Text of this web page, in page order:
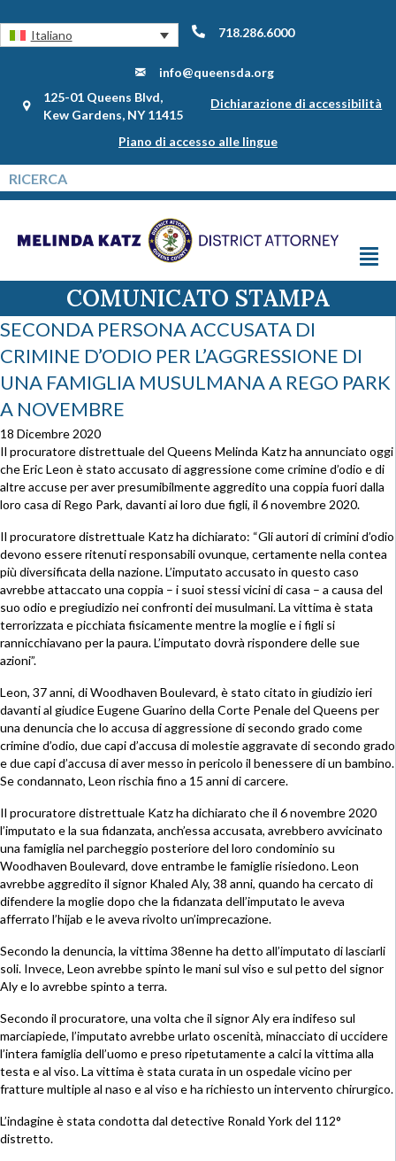
Italiano 718.286.6000
info@queensda.org
125-01 Queens Blvd,
Kew Gardens, NY 11415
Dichiarazione di accessibilità
Piano di accesso alle lingue
COMUNICATO STAMPA
SECONDA PERSONA ACCUSATA DI
CRIMINE D’ODIO PER L’AGGRESSIONE DI
UNA FAMIGLIA MUSULMANA A REGO PARK
A NOVEMBRE
18 Dicembre 2020
Il procuratore distrettuale del Queens Melinda Katz ha annunciato oggi
che Eric Leon è stato accusato di aggressione come crimine d’odio e di
altre accuse per aver presumibilmente aggredito una coppia fuori dalla
loro casa di Rego Park, davanti ai loro due figli, il 6 novembre 2020.
Il procuratore distrettuale Katz ha dichiarato: “Gli autori di crimini d’odio
devono essere ritenuti responsabili ovunque, certamente nella contea
più diversificata della nazione. L’imputato accusato in questo caso
avrebbe attaccato una coppia – i suoi stessi vicini di casa – a causa del
suo odio e pregiudizio nei confronti dei musulmani. La vittima è stata
terrorizzata e picchiata fisicamente mentre la moglie e i figli si
rannicchiavano per la paura. L’imputato dovrà rispondere delle sue
azioni”.
Leon, 37 anni, di Woodhaven Boulevard, è stato citato in giudizio ieri
davanti al giudice Eugene Guarino della Corte Penale del Queens per
una denuncia che lo accusa di aggressione di secondo grado come
crimine d’odio, due capi d’accusa di molestie aggravate di secondo grado
e due capi d’accusa di aver messo in pericolo il benessere di un bambino.
Se condannato, Leon rischia fino a 15 anni di carcere.
Il procuratore distrettuale Katz ha dichiarato che il 6 novembre 2020
l’imputato e la sua fidanzata, anch’essa accusata, avrebbero avvicinato
una famiglia nel parcheggio posteriore del loro condominio su
Woodhaven Boulevard, dove entrambe le famiglie risiedono. Leon
avrebbe aggredito il signor Khaled Aly, 38 anni, quando ha cercato di
difendere la moglie dopo che la fidanzata dell’imputato le aveva
afferrato l’hijab e le aveva rivolto un’imprecazione.
Secondo la denuncia, la vittima 38enne ha detto all’imputato di lasciarli
soli. Invece, Leon avrebbe spinto le mani sul viso e sul petto del signor
Aly e lo avrebbe spinto a terra.
Secondo il procuratore, una volta che il signor Aly era indifeso sul
marciapiede, l’imputato avrebbe urlato oscenità, minacciato di uccidere
l’intera famiglia dell’uomo e preso ripetutamente a calci la vittima alla
testa e al viso. La vittima è stata curata in un ospedale vicino per
fratture multiple al naso e al viso e ha richiesto un intervento chirurgico.
L’indagine è stata condotta dal detective Ronald York del 112°
distretto.